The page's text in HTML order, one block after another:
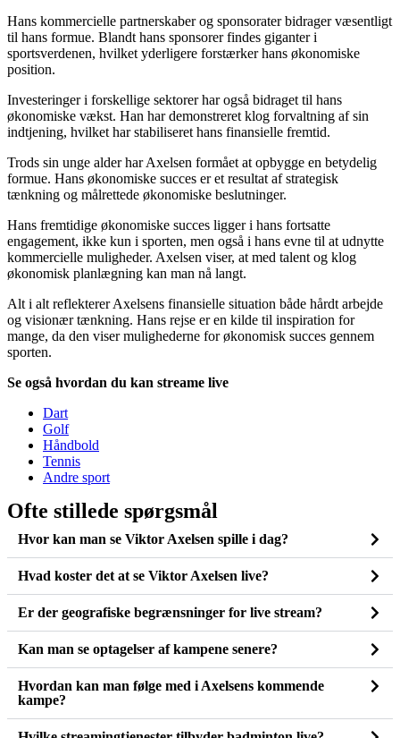
Hans kommercielle partnerskaber og sponsorater bidrager væsentligt
til hans formue. Blandt hans sponsorer findes giganter i
sportsverdenen, hvilket yderligere forstærker hans økonomiske
position.
Investeringer i forskellige sektorer har også bidraget til hans
økonomiske vækst. Han har demonstreret klog forvaltning af sin
indtjening, hvilket har stabiliseret hans finansielle fremtid.
Trods sin unge alder har Axelsen formået at opbygge en betydelig
formue. Hans økonomiske succes er et resultat af strategisk
tænkning og målrettede økonomiske beslutninger.
Hans fremtidige økonomiske succes ligger i hans fortsatte
engagement, ikke kun i sporten, men også i hans evne til at udnytte
kommercielle muligheder. Axelsen viser, at med talent og klog
økonomisk planlægning kan man nå langt.
Alt i alt reflekterer Axelsens finansielle situation både hårdt arbejde
og visionær tænkning. Hans rejse er en kilde til inspiration for
mange, da den viser mulighederne for økonomisk succes gennem
sporten.
Se også hvordan du kan streame live
Dart
Golf
Håndbold
Tennis
Andre sport
Ofte stillede spørgsmål
Hvor kan man se Viktor Axelsen spille i dag?
Hvad koster det at se Viktor Axelsen live?
Er der geografiske begrænsninger for live stream?
Kan man se optagelser af kampene senere?
Hvordan kan man følge med i Axelsens kommende
kampe?